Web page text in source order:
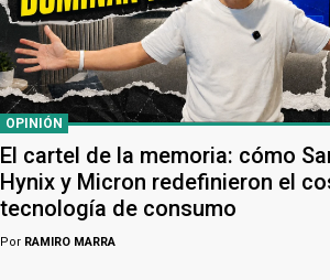
OPINIÓN
El cartel de la memoria: cómo
Hynix y Micron redefinieron el
tecnología de consumo
Por RAMIRO MARRA